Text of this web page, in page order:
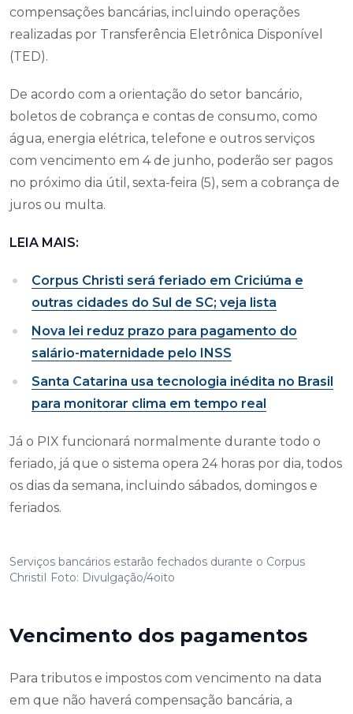
compensações bancárias, incluindo operações
realizadas por Transferência Eletrônica Disponível
(TED).
De acordo com a orientação do setor bancário,
boletos de cobrança e contas de consumo, como
água, energia elétrica, telefone e outros serviços
com vencimento em 4 de junho, poderão ser pagos
no próximo dia útil, sexta-feira (5), sem a cobrança de
juros ou multa.
LEIA MAIS:
Corpus Christi será feriado em Criciúma e
outras cidades do Sul de SC; veja lista
Nova lei reduz prazo para pagamento do
salário-maternidade pelo INSS
Santa Catarina usa tecnologia inédita no Brasil
para monitorar clima em tempo real
Já o PIX funcionará normalmente durante todo o
feriado, já que o sistema opera 24 horas por dia, todos
os dias da semana, incluindo sábados, domingos e
feriados.
Serviços bancários estarão fechados durante o Corpus
ChristiI Foto: Divulgação/4oito
Vencimento dos pagamentos
Para tributos e impostos com vencimento na data
em que não haverá compensação bancária, a